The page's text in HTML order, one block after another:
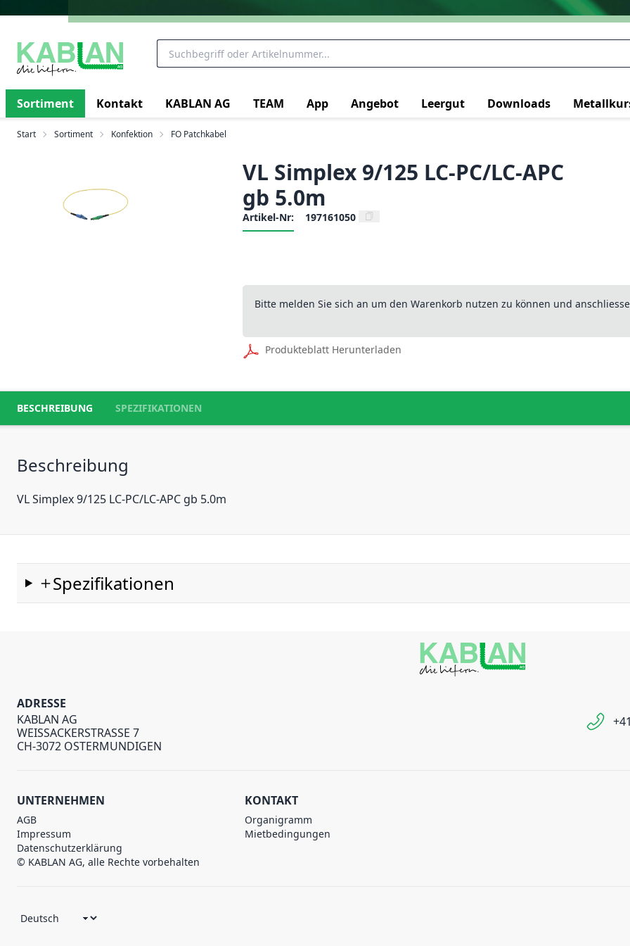
Sortiment Kontakt KABLAN AG TEAM App Angebot Leergut Downloads
Start Sortiment Konfektion FO Patchkabel
VL Simplex 9/125 LC-PC/LC-APC
gb 5.0m
Artikel-Nr: 197161050
Bitte melden Sie sich an um den Warenkorb nutzen zu können und
Produkteblatt Herunterladen
BESCHREIBUNG SPEZIFIKATIONEN
Beschreibung
VL Simplex 9/125 LC-PC/LC-APC gb 5.0m
Spezifikationen
ADRESSE
KABLAN AG
WEISSACKERSTRASSE 7
CH-3072 OSTERMUNDIGEN
UNTERNEHMEN
AGB
Impressum
Datenschutzerklärung
© KABLAN AG, alle Rechte vorbehalten
KONTAKT
Organigramm
Mietbedingungen